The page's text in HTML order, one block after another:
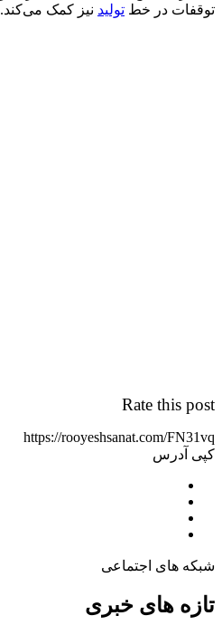
توقفات در خط تولید نیز کمک می‌کند.
Rate this post
https://rooyeshsanat.com/FN31vq
کپی آدرس
شبکه های اجتماعی
تازه های خبری